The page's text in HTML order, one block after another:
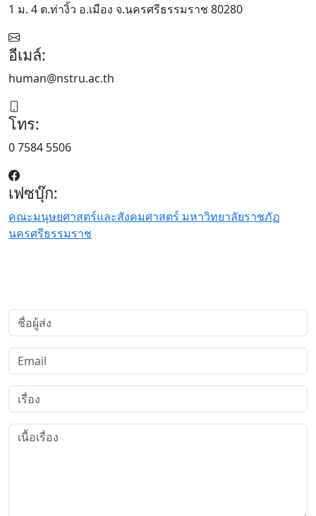
1 ม. 4 ต.ท่างิ้ว อ.เมือง จ.นครศรีธรรมราช 80280
อีเมล์:
human@nstru.ac.th
โทร:
0 7584 5506
เฟซบุ๊ก:
คณะมนุษยศาสตร์และสังคมศาสตร์ มหาวิทยาลัยราชภัฏ
นครศรีธรรมราช